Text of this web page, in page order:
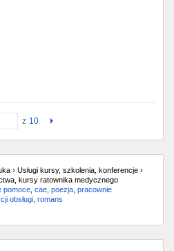
z 10
› Usługi kursy, szkolenia, konferencje ›
kursy ratownika medycznego
pomoce cae poezja pracownie
obsługi romans